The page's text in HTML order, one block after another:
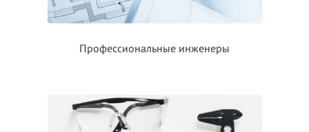
Профессиональные инженеры